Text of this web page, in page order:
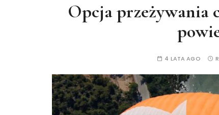
Opcja przeżywania
4 LATA AGO